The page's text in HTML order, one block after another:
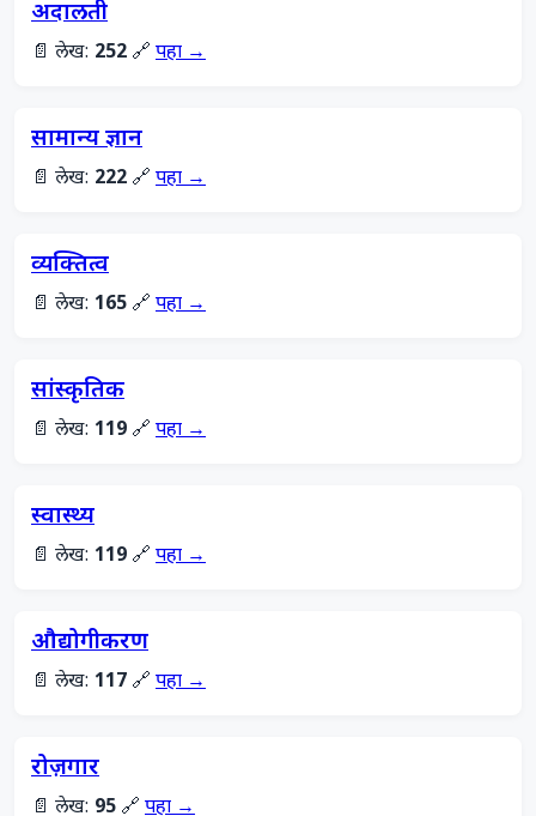
अदालती
📄 लेख: 252 🔗 पहा →
सामान्य ज्ञान
📄 लेख: 222 🔗 पहा →
व्यक्तित्व
📄 लेख: 165 🔗 पहा →
सांस्कृतिक
📄 लेख: 119 🔗 पहा →
स्वास्थ्य
📄 लेख: 119 🔗 पहा →
औद्योगीकरण
📄 लेख: 117 🔗 पहा →
रोज़गार
📄 लेख: 95 🔗 पहा →